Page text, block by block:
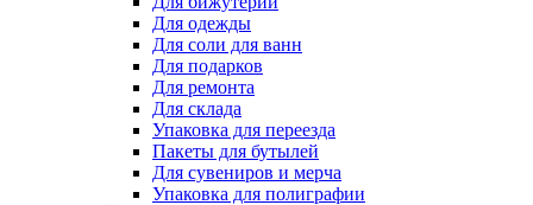
Для одежды
Для соли для ванн
Для подарков
Для ремонта
Для склада
Упаковка для переезда
Пакеты для бутылей
Для сувениров и мерча
Упаковка для полиграфии